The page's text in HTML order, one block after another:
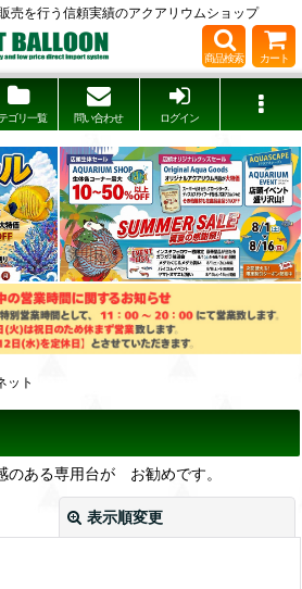
売を行う信頼実績のアクアリウムショップ
商品検索 カート
ゴリ一覧 問い合わせ ログイン
ット
のある専用台が お勧めです。
表示順変更